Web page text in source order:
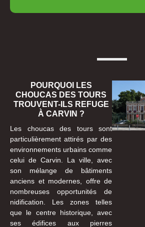
POURQUOI LES
CHOUCAS DES TOURS
TROUVENT-ILS REFUGE
À CARVIN ?
Les choucas des tours sont
particulièrement attirés par des
environnements urbains comme
celui de Carvin. La ville, avec
son mélange de bâtiments
anciens et modernes, offre de
nombreuses opportunités de
nidification. Les zones telles
que le centre historique, avec
ses édifices aux pierres